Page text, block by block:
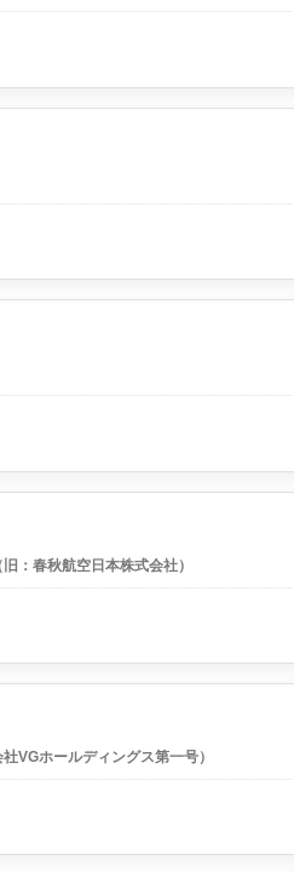
旧：春秋航空日本株式会社）
社VGホールディングス第一号）